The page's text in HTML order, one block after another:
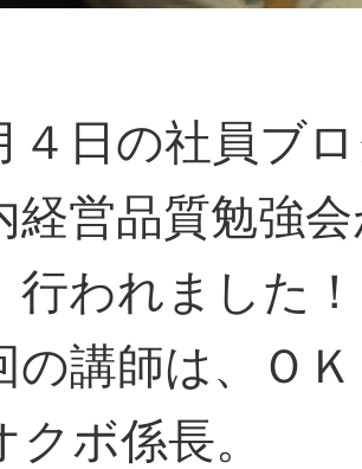
４日の社員ブ
経営品質勉強
行われました！
の講師は、Ｏ
クボ係長。